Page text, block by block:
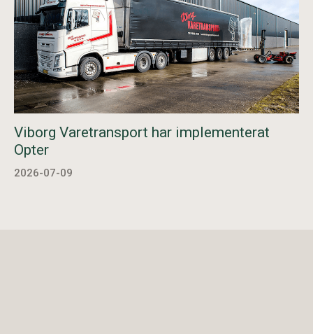
Viborg Varetransport har implementerat
Opter
2026-07-09